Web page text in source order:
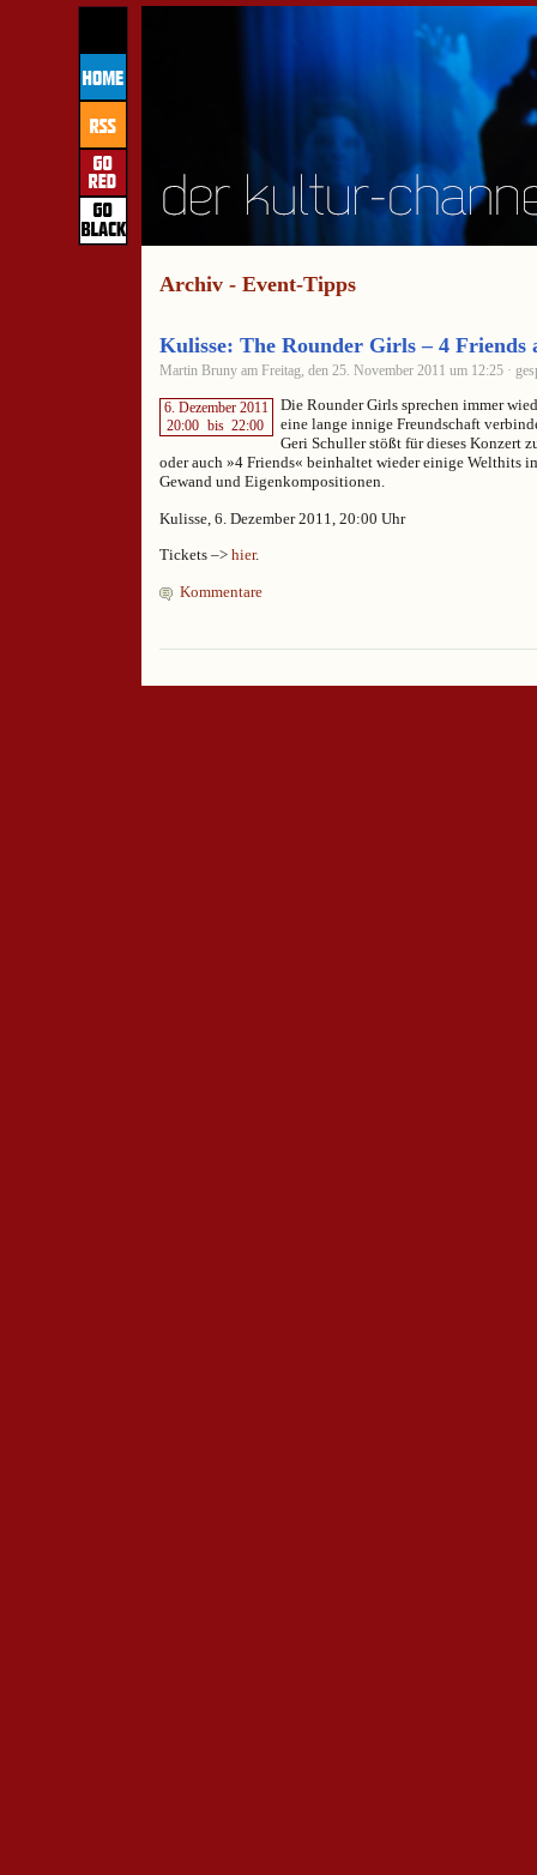
Archiv - Event-Tipps
Kulisse: The Rounder Girls – 4 Friends
Martin Bruny am Freitag, den 25. November 2011 um 12:25 ·
6. Dezember 2011
20:00 bis 22:00
Die Rounder Girls sprechen immer
eine lange innige Freundschaft
Geri Schuller stößt für dieses Konzert
oder auch »4 Friends« beinhaltet wieder einige Welthits
Gewand und Eigenkompositionen.
Kulisse, 6. Dezember 2011, 20:00 Uhr
Tickets –> hier.
Kommentare